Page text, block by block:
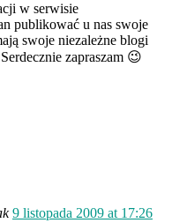
w serwisie
publikować u nas swoje
swoje niezależne blogi
zapraszam 😉
9 listopada 2009 at 17:26